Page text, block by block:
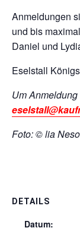
Anmeldungen
und bis
Daniel und
Eselstall
Um
Foto: © lia
DETAILS
Datum: